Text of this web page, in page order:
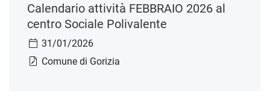
Calendario attività FEBBRAIO 2026 al
centro Sociale Polivalente
31/01/2026
Comune di Gorizia